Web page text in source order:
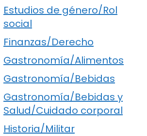
Estudios de género/Rol
social
Finanzas/Derecho
Gastronomía/Alimentos
Gastronomía/Bebidas
Gastronomía/Bebidas y
Salud/Cuidado corporal
Historia/Militar